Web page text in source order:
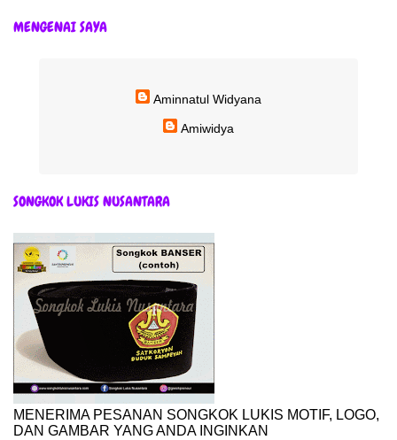
MENGENAI SAYA
Aminnatul Widyana
Amiwidya
SONGKOK LUKIS NUSANTARA
MENERIMA PESANAN SONGKOK LUKIS MOTIF, LOGO,
DAN GAMBAR YANG ANDA INGINKAN